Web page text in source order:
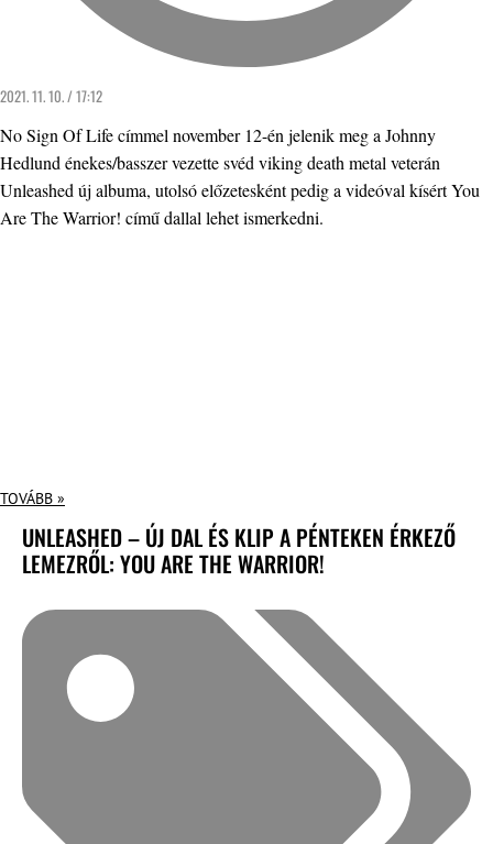
2021. 11. 10. / 17:12
No Sign Of Life címmel november 12-én jelenik meg a Johnny
Hedlund énekes/basszer vezette svéd viking death metal veterán
Unleashed új albuma, utolsó előzetesként pedig a videóval kísért You
Are The Warrior! című dallal lehet ismerkedni.
TOVÁBB »
UNLEASHED – ÚJ DAL ÉS KLIP A PÉNTEKEN ÉRKEZŐ
LEMEZRŐL: YOU ARE THE WARRIOR!